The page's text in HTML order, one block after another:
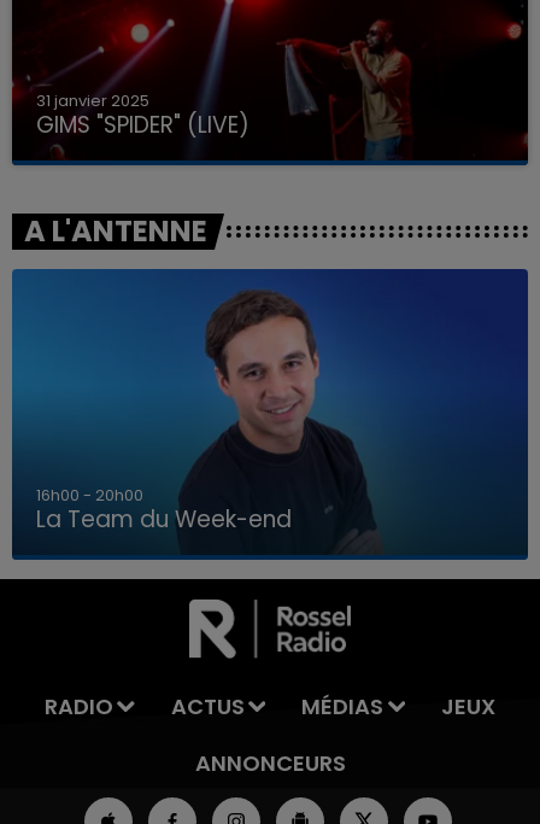
LA TEAM DU WEEK-END
31 janvier 2025
GIMS "SPIDER" (LIVE)
A L'ANTENNE
7h00 - 12h00
La Team du Week-end
RADIO ACTUS MÉDIAS
JEUX
ANNONCEURS